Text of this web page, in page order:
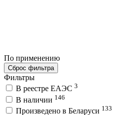
По применению
Сброс фильтра
Фильтры
В реестре ЕАЭС 3
В наличии 146
Произведено в Беларуси 133